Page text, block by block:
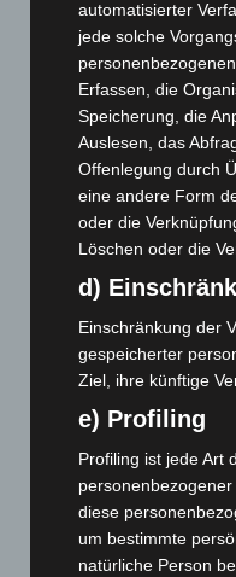
7. August 2026
Hannover: Erste
entdeckt
7. August 2026
Brand im „Haus der
eingedämmt
6. August 2026
Region Hannover: 21
Roten Kreuz
5. August 2026
Mann läuft mit
Zeugen
5. August 2026
Celle: Mensch stirbt bei
5. August 2026
Gasleitung bei
beschädigt
automatisierter
jede solche
Erfassen, die
Speicherung, die
Auslesen, das
Offenlegung durch
eine andere Form
oder die
Löschen oder die
d)
Einschränkung der
gespeicherter
Ziel, ihre künftige
e) Profiling
Profiling ist jede Art
diese
um bestimmte
natürliche Person